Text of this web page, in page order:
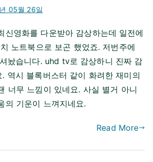
05월 26일
신영화를 다운받아 감상하는데 일전에
노트북으로 보곤 했었죠. 저번주에
놨습니다. uhd tv로 감상하니 진짜 감
역시 블록버스터 같이 화려한 재미의
너무 느낌이 있네요. 사실 별거 아니
의 기운이 느껴지네요.
Read More